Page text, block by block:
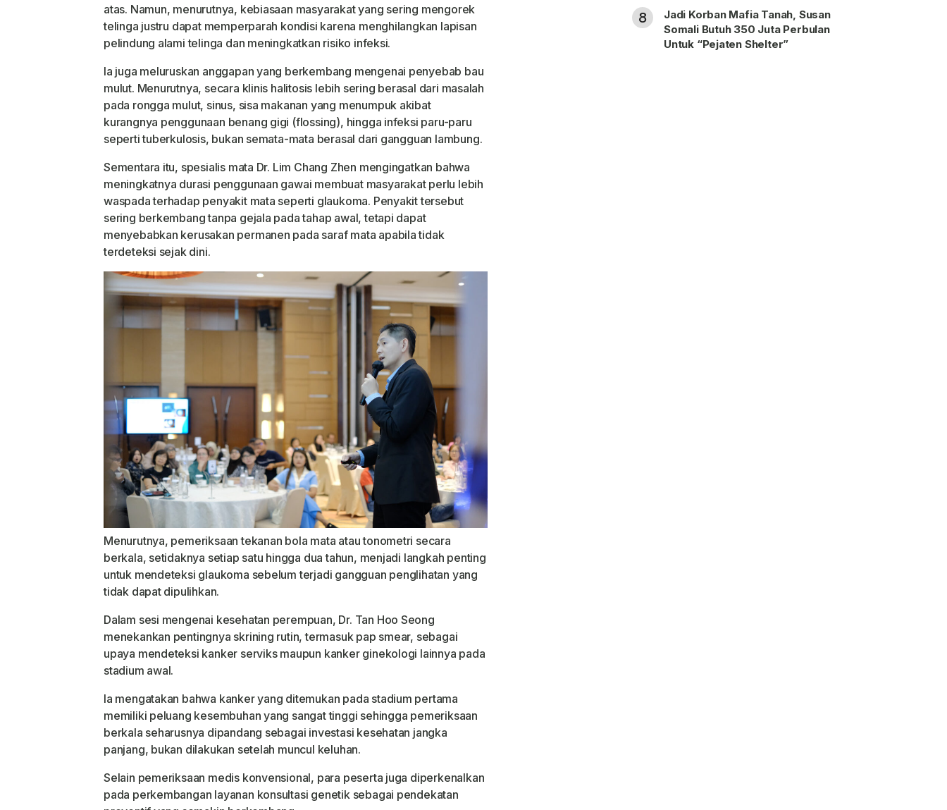
atas. Namun, menurutnya, kebiasaan masyarakat yang sering mengorek
telinga justru dapat memperparah kondisi karena menghilangkan lapisan
pelindung alami telinga dan meningkatkan risiko infeksi.
Ia juga meluruskan anggapan yang berkembang mengenai penyebab bau
mulut. Menurutnya, secara klinis halitosis lebih sering berasal dari masalah
pada rongga mulut, sinus, sisa makanan yang menumpuk akibat
kurangnya penggunaan benang gigi (flossing), hingga infeksi paru-paru
seperti tuberkulosis, bukan semata-mata berasal dari gangguan lambung.
Sementara itu, spesialis mata Dr. Lim Chang Zhen mengingatkan bahwa
meningkatnya durasi penggunaan gawai membuat masyarakat perlu lebih
waspada terhadap penyakit mata seperti glaukoma. Penyakit tersebut
sering berkembang tanpa gejala pada tahap awal, tetapi dapat
menyebabkan kerusakan permanen pada saraf mata apabila tidak
terdeteksi sejak dini.
Menurutnya, pemeriksaan tekanan bola mata atau tonometri secara
berkala, setidaknya setiap satu hingga dua tahun, menjadi langkah penting
untuk mendeteksi glaukoma sebelum terjadi gangguan penglihatan yang
tidak dapat dipulihkan.
Dalam sesi mengenai kesehatan perempuan, Dr. Tan Hoo Seong
menekankan pentingnya skrining rutin, termasuk pap smear, sebagai
upaya mendeteksi kanker serviks maupun kanker ginekologi lainnya pada
stadium awal.
Ia mengatakan bahwa kanker yang ditemukan pada stadium pertama
memiliki peluang kesembuhan yang sangat tinggi sehingga pemeriksaan
berkala seharusnya dipandang sebagai investasi kesehatan jangka
panjang, bukan dilakukan setelah muncul keluhan.
Selain pemeriksaan medis konvensional, para peserta juga diperkenalkan
pada perkembangan layanan konsultasi genetik sebagai pendekatan
8
Jadi Korban Mafia Tanah, Susan
Somali Butuh 350 Juta Perbulan
Untuk “Pejaten Shelter”